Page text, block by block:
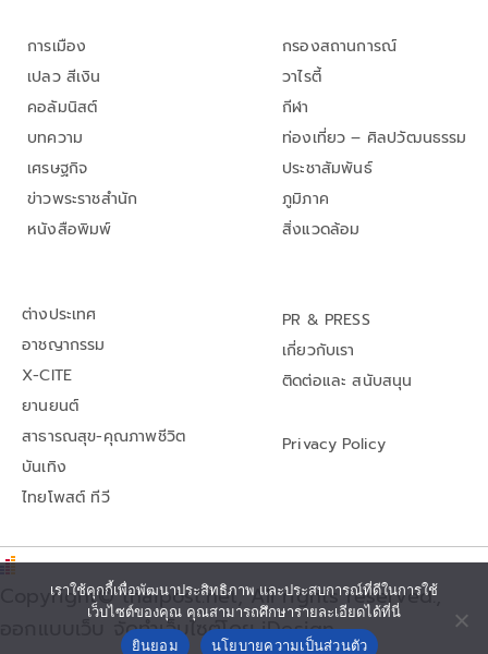
การเมือง
เปลว สีเงิน
คอลัมนิสต์
บทความ
เศรษฐกิจ
ข่าวพระราชสำนัก
หนังสือพิมพ์
กรองสถานการณ์
วาไรตี้
กีฬา
ท่องเที่ยว – ศิลปวัฒนธรรม
ประชาสัมพันธ์
ภูมิภาค
สิ่งแวดล้อม
ต่างประเทศ
อาชญากรรม
X-CITE
ยานยนต์
สาธารณสุข-คุณภาพชีวิต
บันเทิง
ไทยโพสต์ ทีวี
PR & PRESS
เกี่ยวกับเรา
ติดต่อและ สนับสนุน
Privacy Policy
Copyright© thaipost.net, All rights reserved.,
ออกแบบเว็บ จัดทำเว็บไซต์โดย iDesign
เราใช้คุกกี้เพื่อพัฒนาประสิทธิภาพ และประสบการณ์ที่ดีในการใช้
เว็บไซต์ของคุณ คุณสามารถศึกษารายละเอียดได้ที่นี่
ยินยอม
นโยบายความเป็นส่วนตัว